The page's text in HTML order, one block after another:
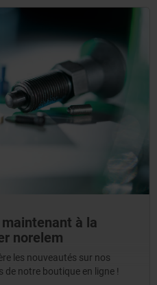
à la
norelem
les nouveautés sur nos
notre boutique en ligne !